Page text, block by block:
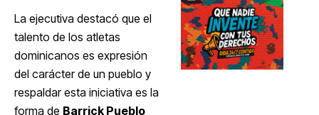
La ejecutiva destacó que el
talento de los atletas
dominicanos es expresión
del carácter de un pueblo y
respaldar esta iniciativa es la
forma de Barrick Pueblo